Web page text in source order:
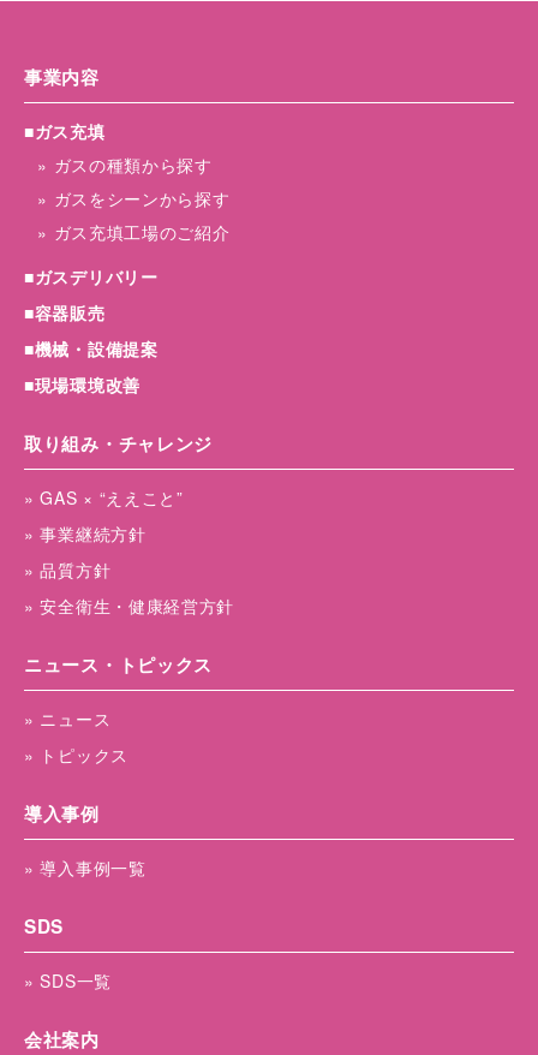
事業内容
■ガス充填
» ガスの種類から探す
» ガスをシーンから探す
» ガス充填工場のご紹介
■ガスデリバリー
■容器販売
■機械・設備提案
■現場環境改善
取り組み・チャレンジ
» GAS × “ええこと”
» 事業継続方針
» 品質方針
» 安全衛生・健康経営方針
ニュース・トピックス
» ニュース
» トピックス
導入事例
» 導入事例一覧
SDS
» SDS一覧
会社案内